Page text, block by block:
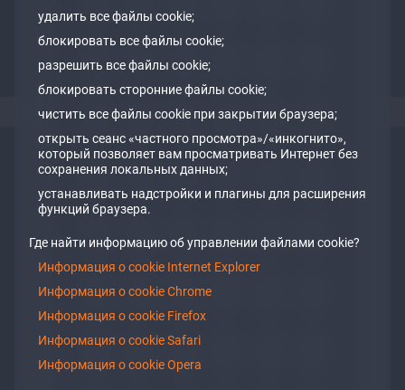
удалить все файлы cookie;
блокировать все файлы cookie;
разрешить все файлы cookie;
блокировать сторонние файлы cookie;
чистить все файлы cookie при закрытии браузера;
открыть сеанс «частного просмотра»/«инкогнито»,
который позволяет вам просматривать Интернет без
сохранения локальных данных;
устанавливать надстройки и плагины для расширения
функций браузера.
Где найти информацию об управлении файлами cookie?
Информация о cookie Internet Explorer
Информация о cookie Chrome
Информация о cookie Firefox
Информация о cookie Safari
Информация о cookie Opera